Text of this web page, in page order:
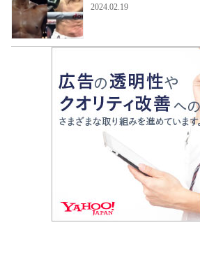
2024.02.19